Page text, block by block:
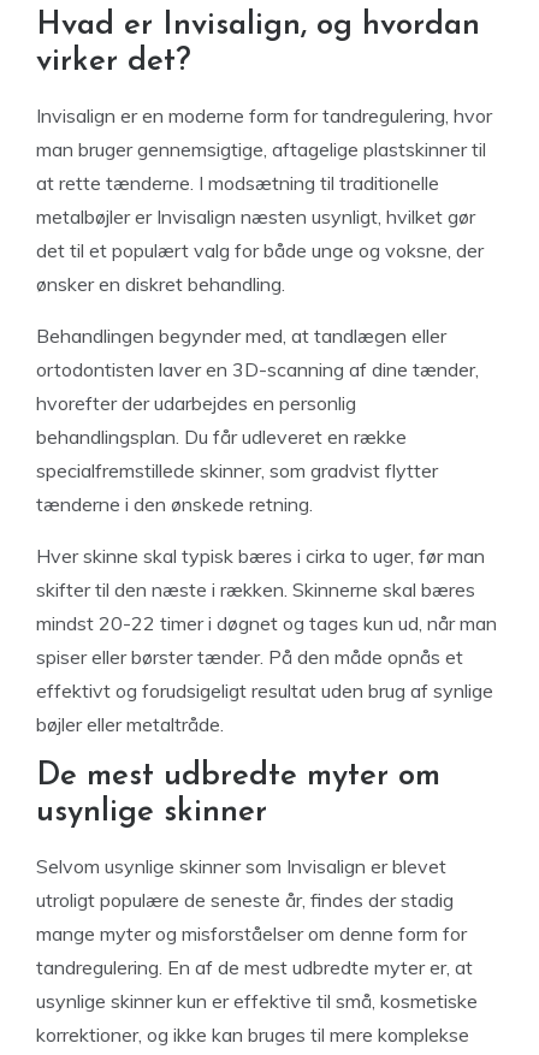
Hvad er Invisalign, og hvordan
virker det?
Invisalign er en moderne form for tandregulering, hvor
man bruger gennemsigtige, aftagelige plastskinner til
at rette tænderne. I modsætning til traditionelle
metalbøjler er Invisalign næsten usynligt, hvilket gør
det til et populært valg for både unge og voksne, der
ønsker en diskret behandling.
Behandlingen begynder med, at tandlægen eller
ortodontisten laver en 3D-scanning af dine tænder,
hvorefter der udarbejdes en personlig
behandlingsplan. Du får udleveret en række
specialfremstillede skinner, som gradvist flytter
tænderne i den ønskede retning.
Hver skinne skal typisk bæres i cirka to uger, før man
skifter til den næste i rækken. Skinnerne skal bæres
mindst 20-22 timer i døgnet og tages kun ud, når man
spiser eller børster tænder. På den måde opnås et
effektivt og forudsigeligt resultat uden brug af synlige
bøjler eller metaltråde.
De mest udbredte myter om
usynlige skinner
Selvom usynlige skinner som Invisalign er blevet
utroligt populære de seneste år, findes der stadig
mange myter og misforståelser om denne form for
tandregulering. En af de mest udbredte myter er, at
usynlige skinner kun er effektive til små, kosmetiske
korrektioner, og ikke kan bruges til mere komplekse